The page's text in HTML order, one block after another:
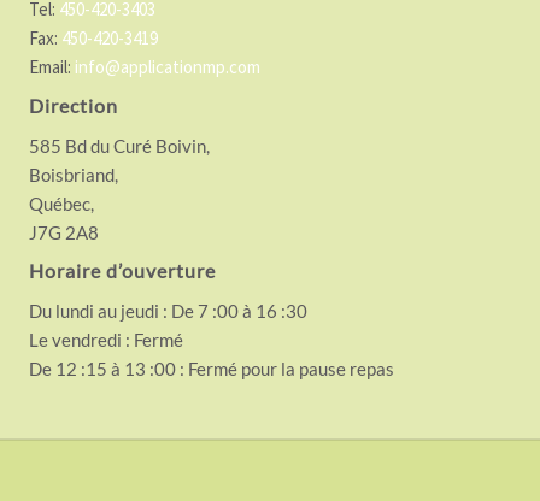
Tel: 450-420-3403
Fax: 450-420-3419
Email: info@applicationmp.com
Direction
585 Bd du Curé Boivin,
Boisbriand,
Québec,
J7G 2A8
Horaire d’ouverture
Du lundi au jeudi : De 7 :00 à 16 :30
Le vendredi : Fermé
De 12 :15 à 13 :00 : Fermé pour la pause repas